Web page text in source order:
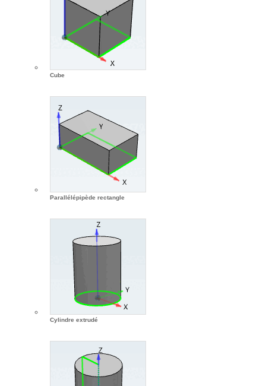
Cube
Parallélépipède rectangle
Cylindre extrudé